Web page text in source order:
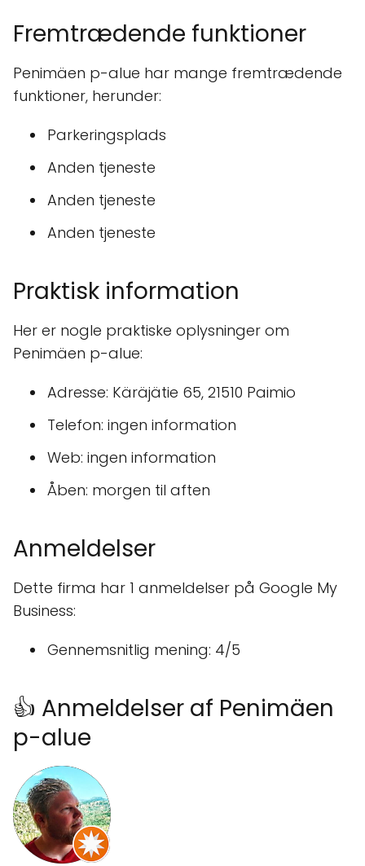
Fremtrædende funktioner
Penimäen p-alue har mange fremtrædende
funktioner, herunder:
Parkeringsplads
Anden tjeneste
Anden tjeneste
Anden tjeneste
Praktisk information
Her er nogle praktiske oplysninger om
Penimäen p-alue:
Adresse: Käräjätie 65, 21510 Paimio
Telefon: ingen information
Web: ingen information
Åben: morgen til aften
Anmeldelser
Dette firma har 1 anmeldelser på Google My
Business:
Gennemsnitlig mening: 4/5
👍 Anmeldelser af Penimäen
p-alue